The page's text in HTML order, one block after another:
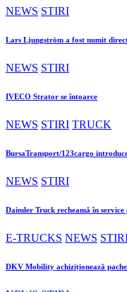
NEWS STIRI
Lars Ljungström a fost numit
NEWS STIRI
IVECO Strator se întoarce
NEWS STIRI TRUCK
BursaTransport/123cargo
NEWS STIRI
Daimler Truck recheamă în service
E-TRUCKS NEWS
DKV Mobility achiziționează